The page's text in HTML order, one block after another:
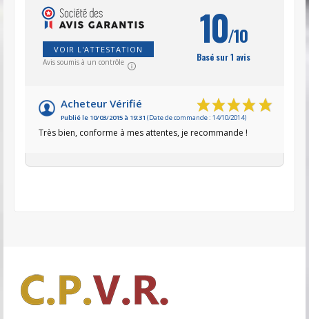
VOIR L'ATTESTATION
Avis soumis à un contrôle
10/10
Basé sur 1 avis
Acheteur Vérifié
Publié le 10/03/2015 à 19:31 (Date de commande : 14/10/2014)
Très bien, conforme à mes attentes, je recommande !